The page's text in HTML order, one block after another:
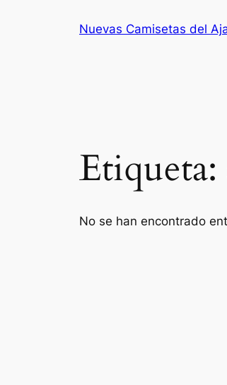
Nuevas Camisetas del
Etiqueta:
No se han encontrado